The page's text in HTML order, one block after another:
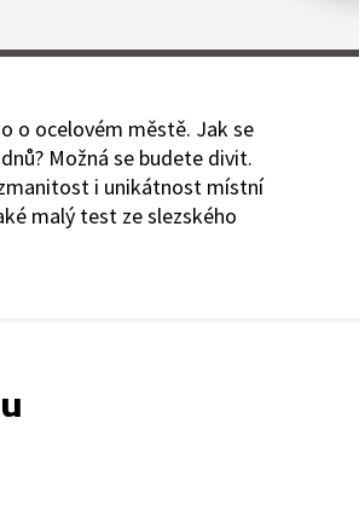
o ocelovém městě. Jak se
Možná se budete divit.
i unikátnost místní
malý test ze slezského